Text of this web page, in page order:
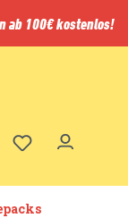
ab 100€ kostenlos!